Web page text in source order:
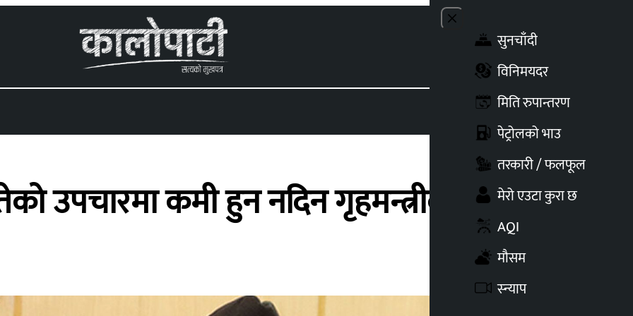
Close menu
सुनचाँदी
विनिमयदर
मिति रुपान्तरण
पेट्रोलको भाउ
तरकारी / फलफूल
मेरो एउटा कुरा छ
AQI
मौसम
स्न्याप
उपचारमा कमी हुन नदिन गृहमन्त्रीको निर्देशन